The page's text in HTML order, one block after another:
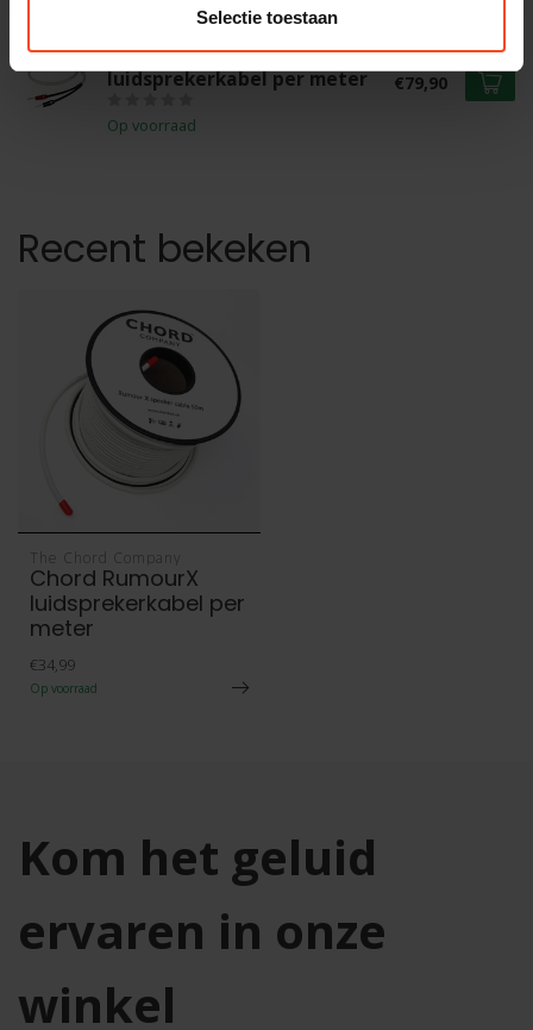
Selectie toestaan
luidsprekerkabel per meter
Op voorraad
€79,90
Recent bekeken
The Chord Company
Chord RumourX
luidsprekerkabel per
meter
€34,99
Op voorraad
Kom het geluid
ervaren in onze
winkel